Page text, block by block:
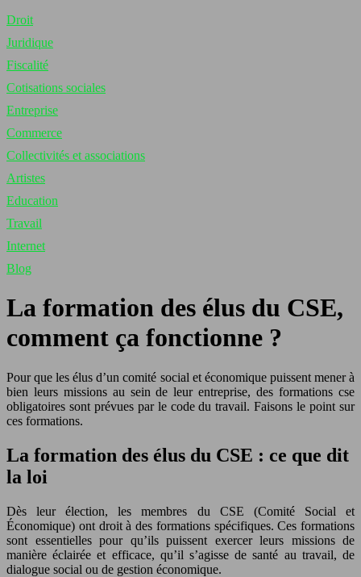
Droit
Juridique
Fiscalité
Cotisations sociales
Entreprise
Commerce
Collectivités et associations
Artistes
Education
Travail
Internet
Blog
La formation des élus du CSE,
comment ça fonctionne ?
Pour que les élus d’un comité social et économique puissent mener à
bien leurs missions au sein de leur entreprise, des formations cse
obligatoires sont prévues par le code du travail. Faisons le point sur
ces formations.
La formation des élus du CSE : ce que dit
la loi
Dès leur élection, les membres du CSE (Comité Social et
Économique) ont droit à des formations spécifiques. Ces formations
sont essentielles pour qu’ils puissent exercer leurs missions de
manière éclairée et efficace, qu’il s’agisse de santé au travail, de
dialogue social ou de gestion économique.